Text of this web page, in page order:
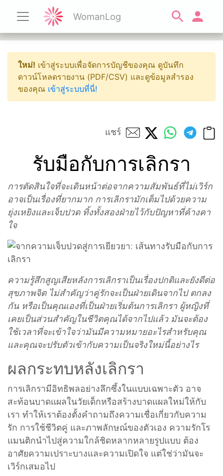
WomanLog
ใหม่! เข้าสู่ระบบเพื่อจัดการบัญชีของคุณ ดูบันทึก
ดาวน์โหลดรายงาน (PDF/CSV) และดูข้อมูลสำรอง
ของคุณ เข้าสู่ระบบที่นี่!
แชร์
รับมือกับการเลิกรา
การตัดสินใจที่จะเดินหน้าต่อจากความสัมพันธ์ที่ไม่เวิร์ก
อาจเป็นเรื่องที่ยากมาก การเลิกรามักเต็มไปด้วยความ
ยุ่งเหยิงและเจ็บปวด ทิ้งทั้งสองฝ่ายไว้กับปัญหาที่ค้างคา
ใจ
ความรู้สึกสูญเสียหลังการเลิกราเป็นเรื่องปกติและยังดีต่อ
สุขภาพจิต ไม่สำคัญว่าคู่รักจะเป็นฝ่ายเดินจากไป ตกลง
กัน หรือเป็นคุณเองที่เป็นฝ่ายเริ่มต้นการเลิกรา ผู้หญิงที่
เคยเป็นส่วนสำคัญในชีวิตคุณได้จากไปแล้ว มันจะต้อง
ใช้เวลาที่จะเข้าใจว่ามันมีความหมายอะไรสำหรับคุณ
และคุณจะปรับตัวเข้ากับความเป็นจริงใหม่นี้อย่างไร
ผลกระทบหลังเลิกรา
การเลิกรามีอิทธิพลอย่างลึกซึ้งในแบบเฉพาะตัว อาจ
สะท้อนบาดแผลในวัยเด็กหรือสร้างบาดแผลใหม่ให้กับ
เรา ทำให้เราต้องตั้งคำถามถึงความเชื่อเกี่ยวกับความ
รัก การใช้ชีวิตคู่ และภาพลักษณ์ของตัวเอง ความรักโร
แมนติกนำไปสู่ความใกล้ชิดหลากหลายรูปแบบ ต้อง
อาศัยความเปราะบางและความเปิดใจ แต่ใช่ว่ามันจะ
เวิร์กเสมอไป